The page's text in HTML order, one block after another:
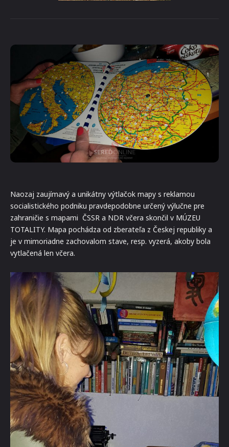
Naozaj zaujímavý a unikátny výtlačok mapy s reklamou
socialistického podniku pravdepodobne určený výlučne pre
zahraničie s mapami ČSSR a NDR včera skončil v MÚZEU
TOTALITY. Mapa pochádza od zberateľa z Českej republiky a
je v mimoriadne zachovalom stave, resp. vyzerá, akoby bola
vytlačená len včera.